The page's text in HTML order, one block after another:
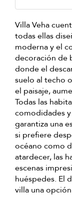
Villa Veha
todas ellas
moderna y el
decoración de
donde el
suelo al techo
el paisaje,
Todas las
comodidades y
garantiza una
si prefiere
océano como
atardecer, las
escenas
huéspedes. El
villa una